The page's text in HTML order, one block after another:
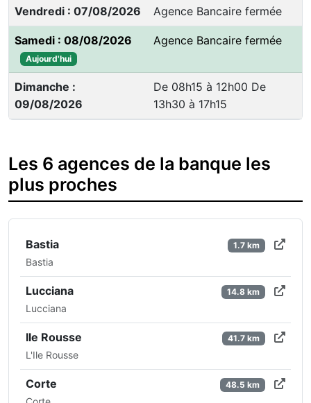
Vendredi : 07/08/2026 Agence Bancaire fermée
Samedi : 08/08/2026
Aujourd'hui
Agence Bancaire fermée
Dimanche :
09/08/2026
De 08h15 à 12h00 De
13h30 à 17h15
Les 6 agences de la banque les
plus proches
Bastia
Bastia
1.7 km
Lucciana
Lucciana
14.8 km
Ile Rousse
L'Ile Rousse
41.7 km
Corte 48.5 km